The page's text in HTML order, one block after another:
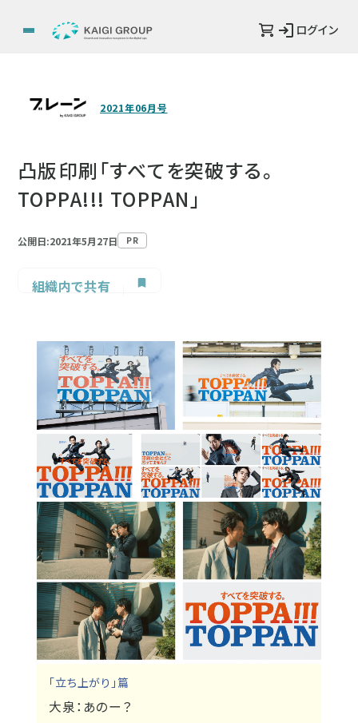
ログイン
2021年06月号
凸版印刷「すべてを突破する。
TOPPA!!! TOPPAN」
公開日:2021年5月27日 PR
組織内で共有
「立ち上がり」篇
大泉： あのー？